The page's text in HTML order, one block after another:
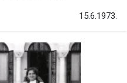
15.6.1973.